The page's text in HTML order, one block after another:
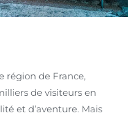
région de France,
de visiteurs en
et d’aventure. Mais